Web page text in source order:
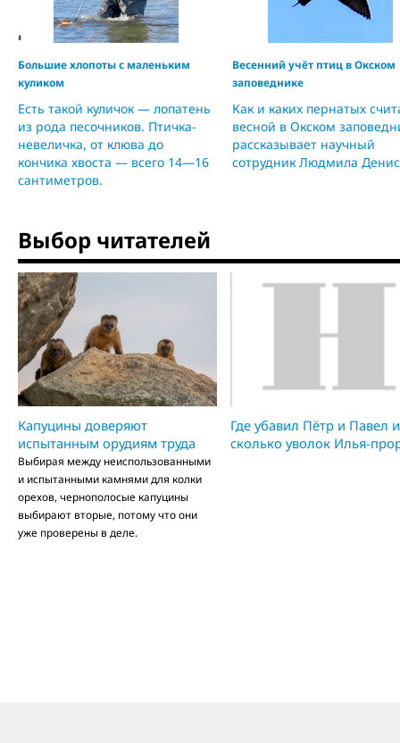
Большие хлопоты с маленьким
куликом
Есть такой куличок — лопатень
из рода песочников. Птичка-
невеличка, от клюва до
кончика хвоста — всего 14—16
сантиметров.
Весенний учёт птиц в Окском
заповеднике
Как и каких пернатых
весной в Окском
рассказывает научный
сотрудник Людмила
‹›
Выбор читателей
Капуцины доверяют
испытанным орудиям труда
Выбирая между неиспользованными
и испытанными камнями для колки
орехов, чернополосые капуцины
выбирают вторые, потому что они
уже проверены в деле.
Где убавил Пётр и Павел и
сколько уволок Илья-